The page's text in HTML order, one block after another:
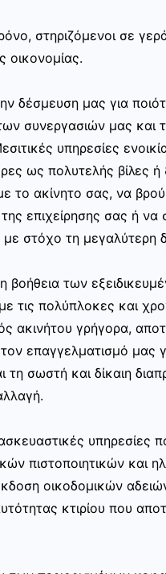
στηριζόμενοι σε
δέσμευση μας για
συνεργασιών μας
υπηρεσίες
ως πολυτελής βίλες
το ακίνητο σας, να
επιχείρησης σας ή
στόχο τη μεγαλύτερη
βοήθεια των
τις πολύπλοκες και
ακινήτου γρήγορα,
επαγγελματισμό μας
τη σωστή και δίκαιη
υπηρεσίες
πιστοποιητικών και
οικοδομικών
κτιρίου που